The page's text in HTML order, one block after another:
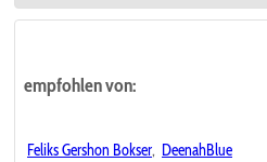
empfohlen von:
Feliks Gershon Bokser, DeenahBlue